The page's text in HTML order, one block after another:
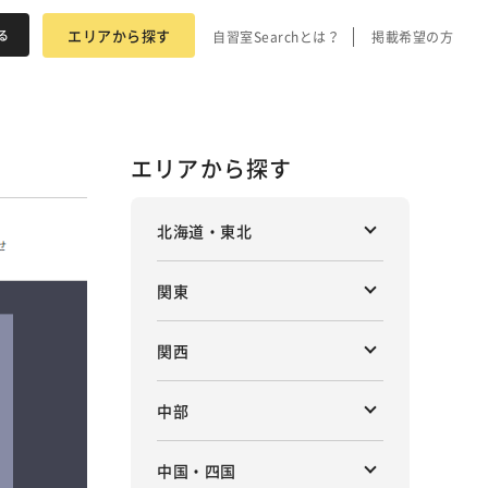
エリアから探す 自習室Searchとは？ 掲載希望の方
エリアから探す
北海道・東北
関東
関西
中部
中国・四国